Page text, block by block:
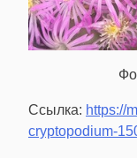
Ссылка: https://
cryptopodium-